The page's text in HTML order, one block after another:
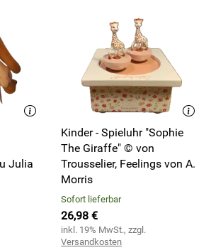
Julia
Kinder - Spieluhr "Sophie
The Giraffe" © von
Trousselier, Feelings von A.
Morris
Sofort lieferbar
26,98 €
inkl. 19% MwSt., zzgl.
Versandkosten